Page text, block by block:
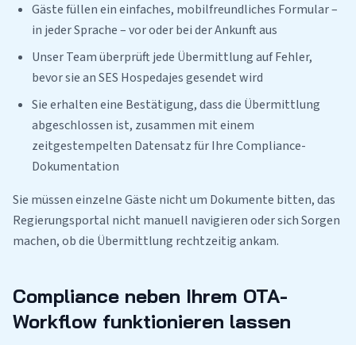
Gäste füllen ein einfaches, mobilfreundliches Formular –
in jeder Sprache – vor oder bei der Ankunft aus
Unser Team überprüft jede Übermittlung auf Fehler,
bevor sie an SES Hospedajes gesendet wird
Sie erhalten eine Bestätigung, dass die Übermittlung
abgeschlossen ist, zusammen mit einem
zeitgestempelten Datensatz für Ihre Compliance-
Dokumentation
Sie müssen einzelne Gäste nicht um Dokumente bitten, das
Regierungsportal nicht manuell navigieren oder sich Sorgen
machen, ob die Übermittlung rechtzeitig ankam.
Compliance neben Ihrem OTA-
Workflow funktionieren lassen